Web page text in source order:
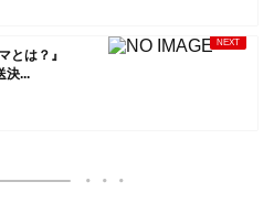
とは？』
決...